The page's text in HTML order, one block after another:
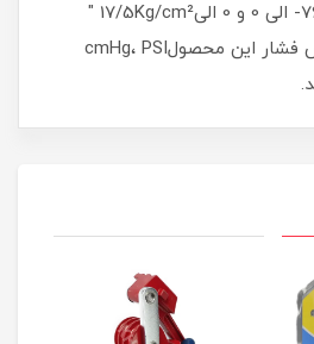
الی 250PSI" و "76cmHg- الی 0 و 0 الی17/5Kg/cm² "
است. واحدهای سنجش فشار این محصولcmHg، PSI